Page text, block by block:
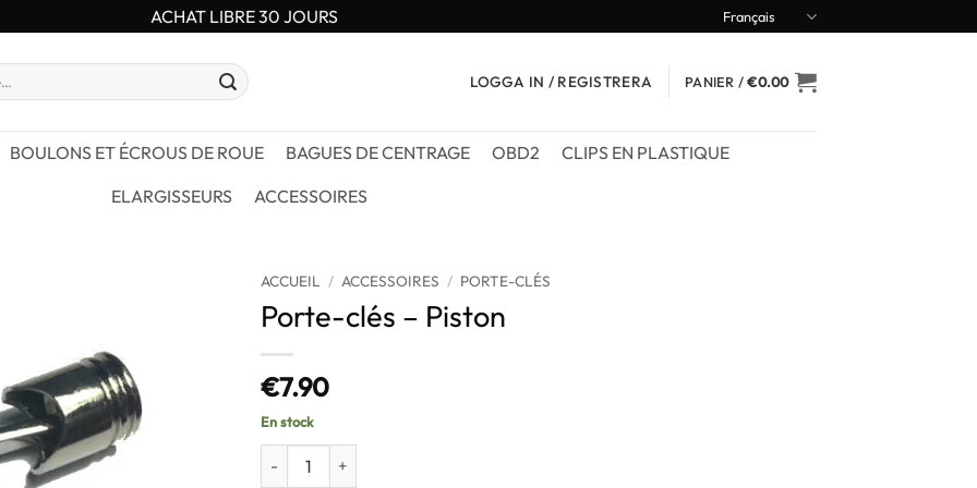
ACHAT LIBRE 30 JOURS Français
LOGGA IN / REGISTRERA PANIER /€0.00
BOULONS ET ÉCROUS DE ROUE BAGUES DE CENTRAGE OBD2
CLIPS EN PLASTIQUE
ELARGISSEURS
ACCESSOIRES
ACCUEIL / ACCESSOIRES / PORTE-CLÉS
Porte-clés – Piston
€7.90
En stock